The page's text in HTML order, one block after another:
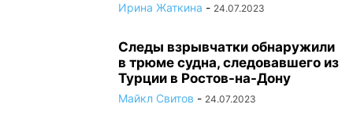
Ирина Жаткина - 24.07.2023
Следы взрывчатки обнаружили
в трюме судна, следовавшего из
Турции в Ростов-на-Дону
Майкл Свитов - 24.07.2023